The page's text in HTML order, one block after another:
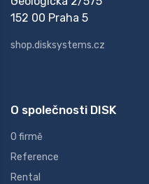
152 00 Praha 5
shop.disksystems.cz
O společnosti DISK
O firmě
Reference
Rental